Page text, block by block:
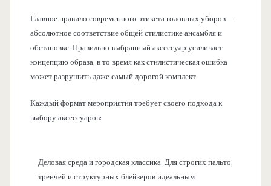
Главное правило современного этикета головных уборов —
абсолютное соответствие общей стилистике ансамбля и
обстановке. Правильно выбранный аксессуар усиливает
концепцию образа, в то время как стилистическая ошибка
может разрушить даже самый дорогой комплект.
Каждый формат мероприятия требует своего подхода к
выбору аксессуаров:
Деловая среда и городская классика. Для строгих пальто,
тренчей и структурных блейзеров идеальным